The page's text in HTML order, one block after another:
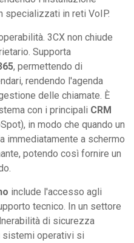
specializzati in reti VoIP.
3CX non chiude
Supporta
, permettendo di
rendendo l'agenda
delle chiamate. È
con i principali CRM
in modo che quando un
immediatamente a schermo
potendo così fornire un
include l'accesso agli
tecnico. In un settore
di sicurezza
sistemi operativi si